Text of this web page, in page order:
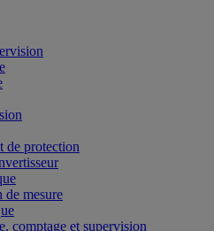
de protection
de mesure
comptage et supervision